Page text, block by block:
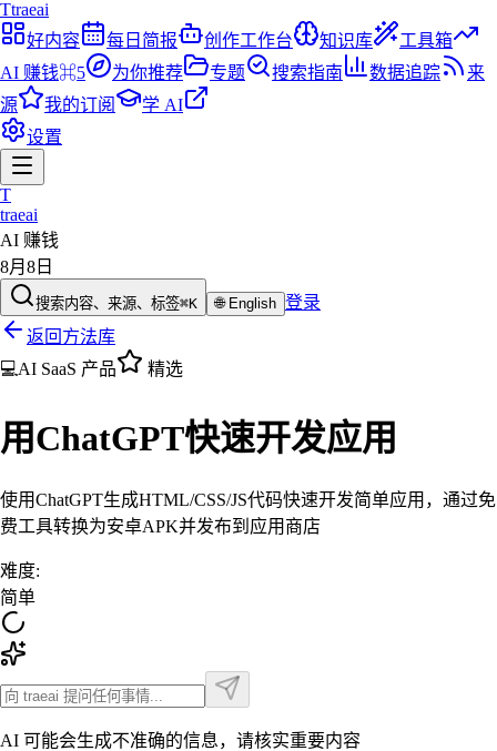
Ttraeai
好内容
每日简报 创作工作台 知识库
工具箱
AI 赚钱⌘5 为你推荐 专题 搜索指南 数据追踪
来
源
我的订阅
学 AI
设置
T
traeai
AI 赚钱
8月8日
搜索内容、来源、标签⌘K 🌐 English 登录
返回方法库
💻AI SaaS 产品 精选
用ChatGPT快速开发应用
使用ChatGPT生成HTML/CSS/JS代码快速开发简单应用，通过免
费工具转换为安卓APK并发布到应用商店
难度:
简单
AI 可能会生成不准确的信息，请核实重要内容